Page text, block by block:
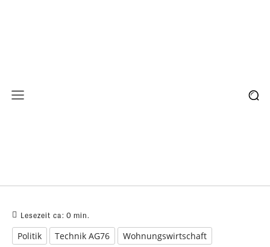
Lesezeit ca: 0 min.
Politik Technik AG76 Wohnungswirtschaft